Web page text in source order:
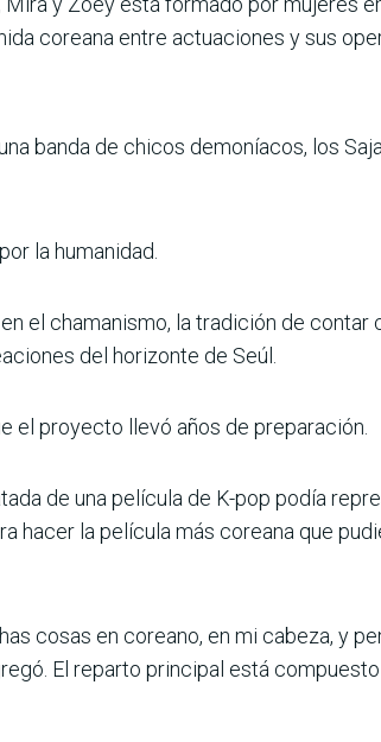
coreana entre actuaciones y sus
banda de chicos demoníacos, los
la humanidad.
el chamanismo, la tradición de
del horizonte de Seúl.
el proyecto llevó años de preparación.
de una película de K-pop podía
hacer la película más coreana que
cosas en coreano, en mi cabeza, y
El reparto principal está